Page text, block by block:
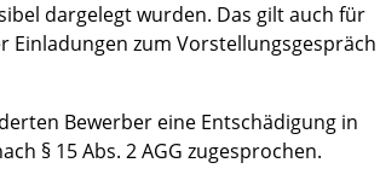
dargelegt wurden. Das gilt auch für
zum Vorstellungsgespräch
Bewerber eine Entschädigung in
§ 15 Abs. 2 AGG zugesprochen.